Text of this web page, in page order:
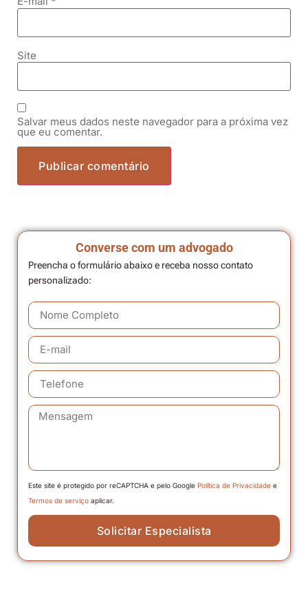
Site
Salvar meus dados neste navegador para a próxima vez
que eu comentar.
Converse com um advogado
Preencha o formulário abaixo e receba nosso contato
personalizado:
Este site é protegido por reCAPTCHA e pelo Google Política de Privacidade e
Termos de serviço aplicar.
Solicitar Especialista